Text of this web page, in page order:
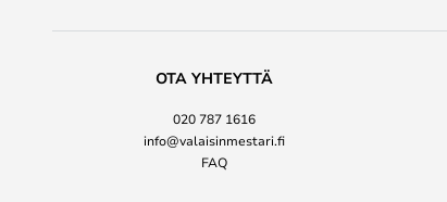
OTA YHTEYTTÄ
020 787 1616
info@valaisinmestari.fi
FAQ